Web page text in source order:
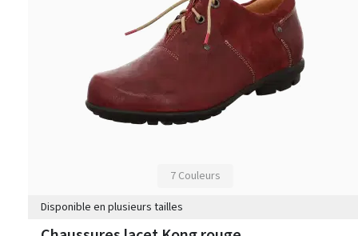
7 Couleurs
Disponible en plusieurs tailles